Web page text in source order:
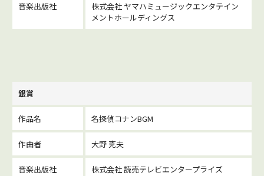
音楽出版社
株式会社 ヤマハミュージックエンタテイン
メントホールディングス
銀賞
作品名 名探偵コナンBGM
作曲者 大野 克夫
音楽出版社 株式会社 読売テレビエンタープライズ